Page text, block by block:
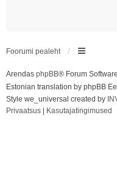
Foorumi pealeht
Arendas phpBB® Forum
Estonian translation by phpBB
Style we_universal created by
Privaatsus
Kasutajatingimused